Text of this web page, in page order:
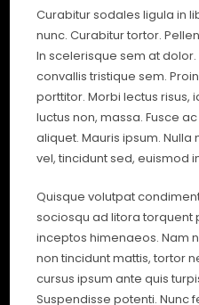
Curabitur sodales ligula in
nunc. Curabitur tortor.
In scelerisque sem at
convallis tristique sem.
porttitor. Morbi lectus risus,
luctus non, massa. Fusce
aliquet. Mauris ipsum.
vel, tincidunt sed, euismod
Quisque volutpat
sociosqu ad litora torquent
inceptos himenaeos. Nam
non tincidunt mattis, tortor
cursus ipsum ante quis
Suspendisse potenti. Nunc